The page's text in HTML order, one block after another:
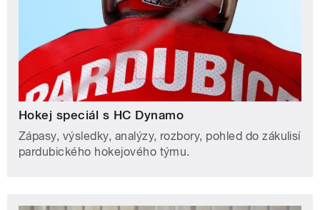
Hokej speciál s HC Dynamo
Zápasy, výsledky, analýzy, rozbory, pohled do zákulisí
pardubického hokejového týmu.